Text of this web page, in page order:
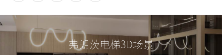
弗朗茨电梯3D场景